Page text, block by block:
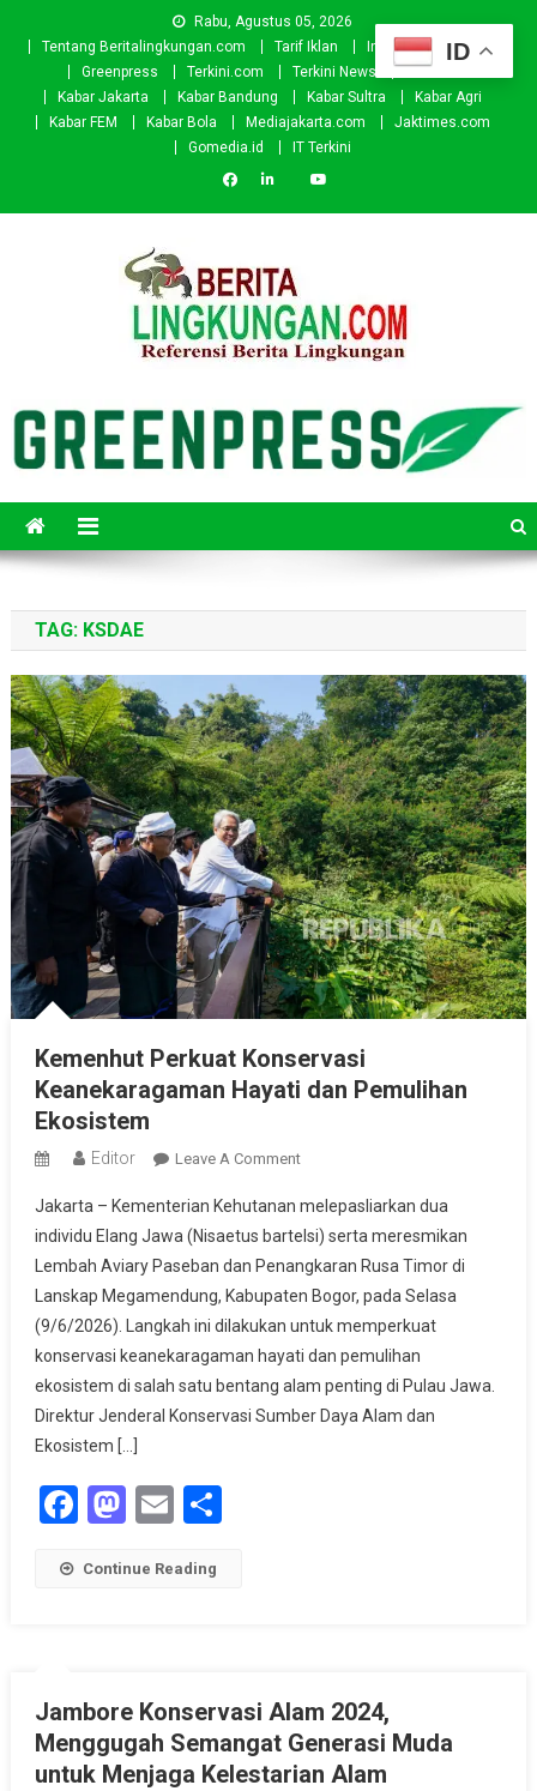
Rabu, Agustus 05, 2026
Tentang Beritalingkungan.com
Tarif Iklan Investor
Donasi
Greenpress
Terkini.com Terkini News
Kabar.id
Kabar Jakarta
Kabar Bandung Kabar Sultra
Kabar Agri
Kabar FEM
Kabar Bola Mediajakarta.com
Jaktimes.com
Gomedia.id
IT Terkini
TAG: KSDAE
Kemenhut Perkuat Konservasi
Keanekaragaman Hayati dan Pemulihan
Ekosistem
Editor Leave A CommentOn
Perkuat
Konservasi
Keanekaragaman
Hayati
Dan
Pemulihan
Ekosistem
Jakarta – Kementerian Kehutanan melepasliarkan dua
individu Elang Jawa (Nisaetus bartelsi) serta meresmikan
Lembah Aviary Paseban dan Penangkaran Rusa Timor di
Lanskap Megamendung, Kabupaten Bogor, pada Selasa
(9/6/2026). Langkah ini dilakukan untuk memperkuat
konservasi keanekaragaman hayati dan pemulihan
ekosistem di salah satu bentang alam penting di Pulau Jawa.
Direktur Jenderal Konservasi Sumber Daya Alam dan
Ekosistem […]
Facebook
Mastodon
Email
Continue Reading
Jambore Konservasi Alam 2024,
Menggugah Semangat Generasi Muda
untuk Menjaga Kelestarian Alam
ID